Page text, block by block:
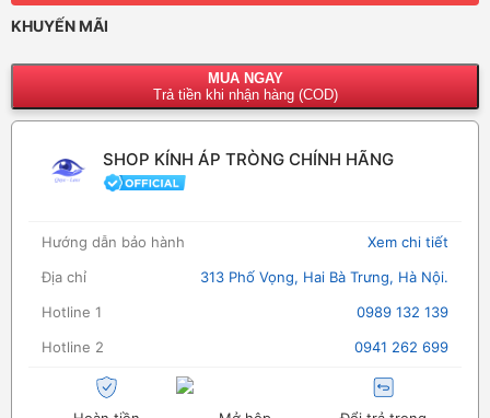
KHUYẾN MÃI
MUA NGAY
Trả tiền khi nhận hàng (COD)
SHOP KÍNH ÁP TRÒNG CHÍNH HÃNG
Hướng dẫn bảo hành
Xem chi tiết
Địa chỉ
313 Phố Vọng, Hai Bà Trưng, Hà Nội.
Hotline 1
0989 132 139
Hotline 2
0941 262 699